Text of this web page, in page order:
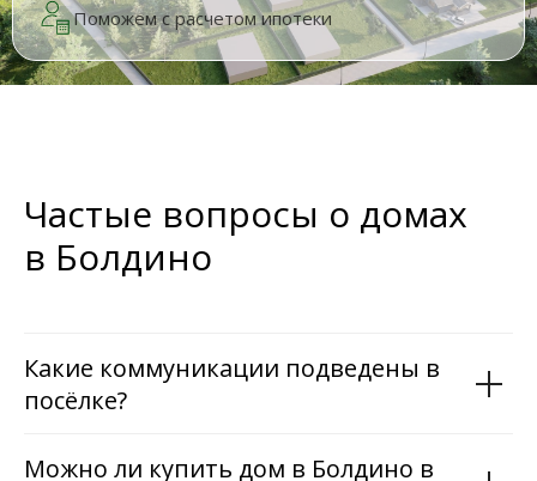
Поможем с расчетом ипотеки
Частые вопросы о домах
в Болдино
Какие коммуникации подведены в
посёлке?
Можно ли купить дом в Болдино в